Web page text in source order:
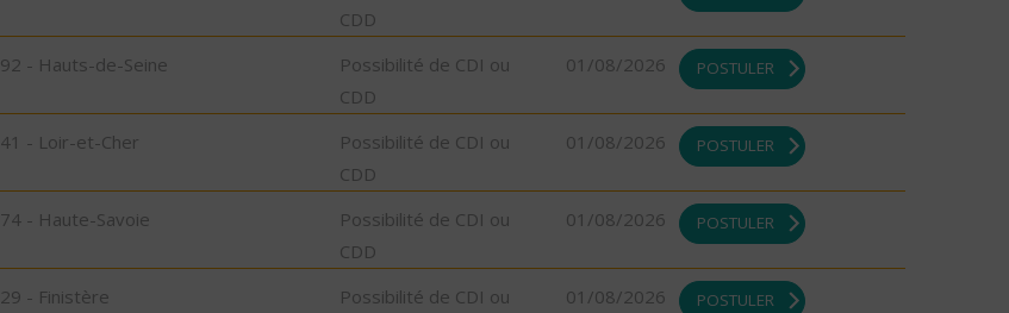
CDD
92 - Hauts-de-Seine
Possibilité de CDI ou
CDD
01/08/2026 POSTULER
41 - Loir-et-Cher
Possibilité de CDI ou
CDD
01/08/2026 POSTULER
74 - Haute-Savoie
Possibilité de CDI ou
CDD
01/08/2026 POSTULER
29 - Finistère
Possibilité de CDI ou
01/08/2026 POSTULER